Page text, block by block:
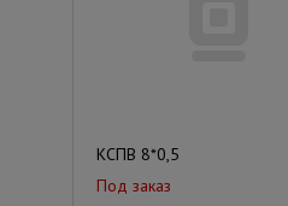
КСПВ 8*0,5
Под заказ